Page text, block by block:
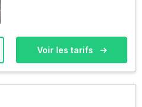
Voir les tarifs